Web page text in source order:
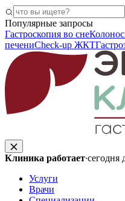
Популярные запросы
Гастроскопия во сне
печениCheck-up ЖКТ
Клиника работает·сегодня
Услуги
Врачи